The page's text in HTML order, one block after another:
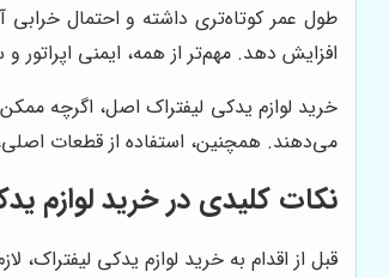
طول عمر کوتاه‌تری داشته و احتمال
افزایش دهد. مهم‌تر از همه، ایمنی
خرید لوازم یدکی لیفتراک اصل، اگرچه
می‌دهند. همچنین، استفاده از قطعات
نکات کلیدی در خرید لوازم
قبل از اقدام به خرید لوازم یدکی لیفتراک،